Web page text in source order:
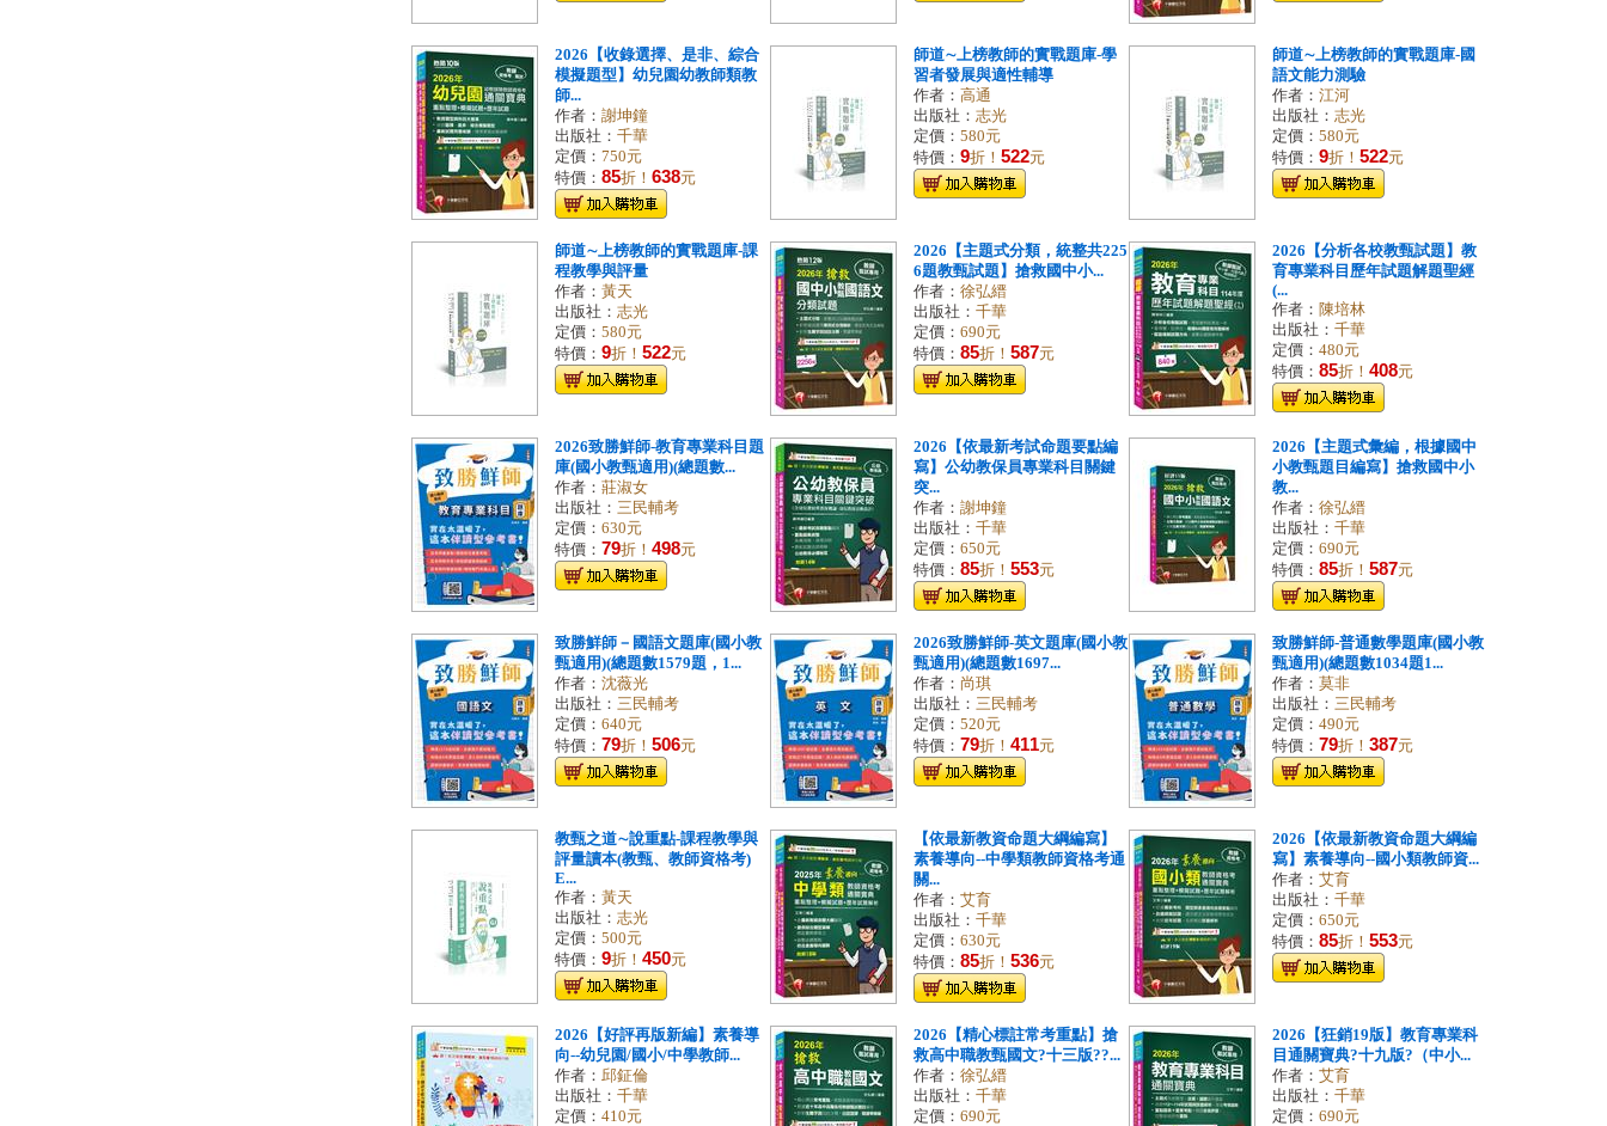
2026【收錄選擇、是非、綜合
模擬題型】幼兒園幼教師類教
師...
作者： 謝坤鐘
出版社： 千華
定價： 750元
特價： 85折！ 638元
師道∼上榜教師的實戰題庫-學
習者發展與適性輔導
作者： 高通
出版社： 志光
定價： 580元
特價： 9折！ 522元
師道∼上榜教師的實戰題庫-國
語文能力測驗
作者： 江河
出版社： 志光
定價： 580元
特價： 9折！ 522元
師道∼上榜教師的實戰題庫-課
程教學與評量
作者： 黃天
出版社： 志光
定價： 580元
特價： 9折！ 522元
2026【主題式分類，統整共225
6題教甄試題】搶救國中小...
作者： 徐弘縉
出版社： 千華
定價： 690元
特價： 85折！ 587元
2026【分析各校教甄試題】教
育專業科目歷年試題解題聖經
(...
作者： 陳培林
出版社： 千華
定價： 480元
特價： 85折！ 408元
2026致勝鮮師-教育專業科目題
庫(國小教甄適用)(總題數...
作者： 莊淑女
出版社： 三民輔考
定價： 630元
特價： 79折！ 498元
2026【依最新考試命題要點編
寫】公幼教保員專業科目關鍵
突...
作者： 謝坤鐘
出版社： 千華
定價： 650元
特價： 85折！ 553元
2026【主題式彙編，根據國中
小教甄題目編寫】搶救國中小
教...
作者： 徐弘縉
出版社： 千華
定價： 690元
特價： 85折！ 587元
致勝鮮師－國語文題庫(國小教
甄適用)(總題數1579題，1...
作者： 沈薇光
出版社： 三民輔考
定價： 640元
特價： 79折！ 506元
2026致勝鮮師-英文題庫(國小教
甄適用)(總題數1697...
作者： 尚琪
出版社： 三民輔考
定價： 520元
特價： 79折！ 411元
致勝鮮師-普通數學題庫(國小教
甄適用)(總題數1034題1...
作者： 莫非
出版社： 三民輔考
定價： 490元
特價： 79折！ 387元
教甄之道∼說重點-課程教學與
評量讀本(教甄、教師資格考)
E...
作者： 黃天
出版社： 志光
定價： 500元
特價： 9折！ 450元
【依最新教資命題大綱編寫】
素養導向--中學類教師資格考通
關...
作者： 艾育
出版社： 千華
定價： 630元
特價： 85折！ 536元
2026【依最新教資命題大綱編
寫】素養導向--國小類教師資...
作者： 艾育
出版社： 千華
定價： 650元
特價： 85折！ 553元
2026【好評再版新編】素養導
向--幼兒園/國小/中學教師...
作者： 邱鉦倫
出版社： 千華
定價： 410元
2026【精心標註常考重點】搶
救高中職教甄國文?十三版??...
作者： 徐弘縉
出版社： 千華
定價： 690元
2026【狂銷19版】教育專業科
目通關寶典?十九版?（中小...
作者： 艾育
出版社： 千華
定價： 690元